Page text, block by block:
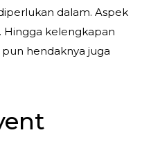
dalam. Aspek
Hingga kelengkapan
hendaknya juga